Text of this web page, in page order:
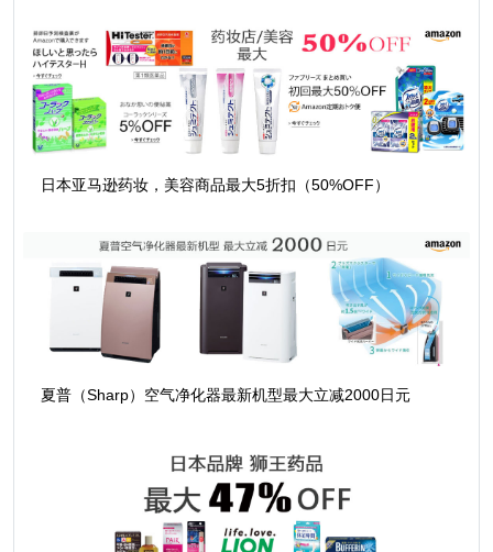
日本亚马逊药妆，美容商品最大5折扣（50%OFF）
夏普（Sharp）空气净化器最新机型最大立减2000日元